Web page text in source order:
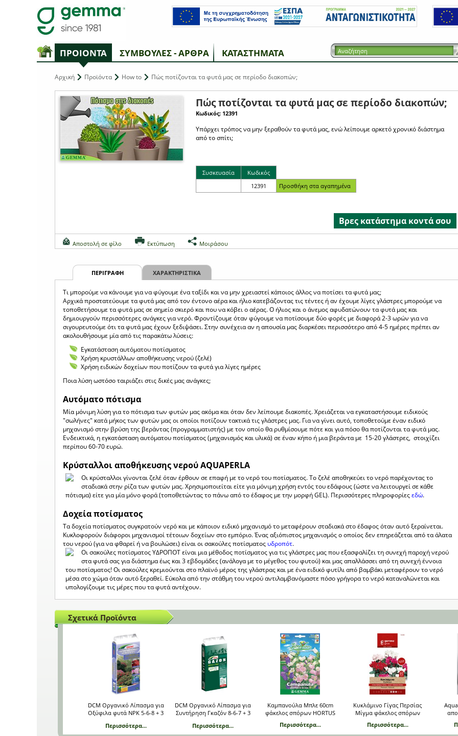
ΠΡΟΙΟΝΤΑ ΣΥΜΒΟΥΛΕΣ - ΑΡΘΡΑ ΚΑΤΑΣΤΗΜΑΤΑ
Αρχική Προϊόντα How to Πώς ποτίζονται τα φυτά μας σε περίοδο διακοπών;
Πώς ποτίζονται τα φυτά μας σε περίοδο διακοπών;
Κωδικός: 12391
Υπάρχει τρόπος να μην ξεραθούν τα φυτά μας, ενώ λείπουμε αρκετό χρονικό διάστημα
από το σπίτι;
Συσκευασία
Κωδικός
12391
Βρες κατάστημα κοντά σου
Αποστολή σε φίλο Εκτύπωση Μοιράσου
ΠΕΡΙΓΡΑΦΗ ΧΑΡΑΚΤΗΡΙΣΤΙΚΑ
Τι μπορούμε να κάνουμε για να φύγουμε ένα ταξίδι και να μην χρειαστεί κάποιος άλλος να ποτίσει τα φυτά μας;
Αρχικά προστατεύουμε τα φυτά μας από τον έντονο αέρα και ήλιο κατεβάζοντας τις τέντες ή αν έχουμε λίγες γλάστρες μπορούμε να
τοποθετήσουμε τα φυτά μας σε σημείο σκιερό και που να κόβει ο αέρας. Ο ήλιος και ο άνεμος αφυδατώνουν τα φυτά μας και
δημιουργούν περισσότερες ανάγκες για νερό. Φροντίζουμε όταν φύγουμε να ποτίσουμε δύο φορές με διαφορά 2-3 ωρών για να
σιγουρευτούμε ότι τα φυτά μας έχουν ξεδιψάσει. Στην συνέχεια αν η απουσία μας διαρκέσει περισσότερο από 4-5 ημέρες πρέπει αν
ακολουθήσουμε μία από τις παρακάτω λύσεις:
Εγκατάσταση αυτόματου ποτίσματος
Χρήση κρυστάλλων αποθήκευσης νερού (ζελέ)
Χρήση ειδικών δοχείων που ποτίζουν τα φυτά για λίγες ημέρες
Ποια λύση ωστόσο ταιριάζει στις δικές μας ανάγκες;
Αυτόματο πότισμα
Μία μόνιμη λύση για το πότισμα των φυτών μας ακόμα και όταν δεν λείπουμε διακοπές. Χρειάζεται να εγκαταστήσουμε ειδικούς
"σωλήνες" κατά μήκος των φυτών μας οι οποίοι ποτίζουν τακτικά τις γλάστρες μας. Για να γίνει αυτό, τοποθετούμε έναν ειδικό
μηχανισμό στην βρύση της βεράντας (προγραμματιστής) με τον οποίο θα ρυθμίσουμε πότε και για πόσο θα ποτίζονται τα φυτά μας.
Ενδεικτικά, η εγκατάσταση αυτόματου ποτίσματος (μηχανισμός και υλικά) σε έναν κήπο ή μια βεράντα με 15-20 γλάστρες, στοιχίζει
περίπου 60-70 ευρώ.
Κρύσταλλοι αποθήκευσης νερού AQUAPERLA
Οι κρύσταλλοι γίνονται ζελέ όταν έρθουν σε επαφή με το νερό του ποτίσματος. Το ζελέ αποθηκεύει το νερό παρέχοντας το
σταδιακά στην ρίζα των φυτών μας. Χρησιμοποιείται είτε για μόνιμη χρήση εντός του εδάφους (ώστε να λειτουργεί σε κάθε
πότισμα) είτε για μία μόνο φορά (τοποθετώντας το πάνω από το έδαφος με την μορφή GEL). Περισσότερες πληροφορίεςεδώ.
Δοχεία ποτίσματος
Τα δοχεία ποτίσματος συγκρατούν νερό και με κάποιον ειδικό μηχανισμό το μεταφέρουν σταδιακά στο έδαφος όταν αυτό ξεραίνεται.
Κυκλοφορούν διάφοροι μηχανισμοί τέτοιων δοχείων στο εμπόριο. Ένας αξιόπιστος μηχανισμός ο οποίος δεν επηρεάζεται από τα άλατα
του νερού (για να φθαρεί ή να βουλώσει) είναι οι σακούλες ποτίσματος υδροπότ.
Οι σακούλες ποτίσματος ΥΔΡΟΠΟΤ είναι μια μέθοδος ποτίσματος για τις γλάστρες μας που εξασφαλίζει τη συνεχή παροχή νερού
στα φυτά σας για διάστημα έως και 3 εβδομάδες (ανάλογα με το μέγεθος του φυτού) και μας απαλλάσσει από τη συνεχή έννοια
του ποτίσματος! Οι σακούλες κρεμιούνται στο πλαϊνό μέρος της γλάστρας και με ένα ειδικό φυτίλι από βαμβάκι μεταφέρουν το νερό
μέσα στο χώμα όταν αυτό ξεραθεί. Εύκολα από την στάθμη του νερού αντιλαμβανόμαστε πόσο γρήγορα το νερό καταναλώνεται και
υπολογίζουμε τις μέρες που τα φυτά αντέχουν.
Σχετικά Προϊόντα
DCM Οργανικό Λίπασμα για
Οξύφιλα φυτά NPK 5-6-8 + 3
Περισσότερα...
DCM Οργανικό Λίπασμα για
Συντήρηση Γκαζόν 8-6-7 + 3
Περισσότερα...
Καμπανούλα Μπλε 60cm
φάκελος σπόρων HORTUS
Περισσότερα...
Κυκλάμινο Γίγας Περσίας
Μίγμα φάκελος σπόρων
Περισσότερα...